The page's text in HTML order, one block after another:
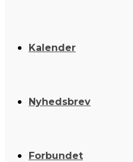
Kalender
Nyhedsbrev
Forbundet